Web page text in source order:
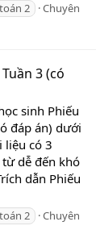
toán 2
Chuyên
3 (có
sinh Phiếu
đáp án) dưới
liệu có 3
dễ đến khó
dẫn Phiếu
toán 2
Chuyên